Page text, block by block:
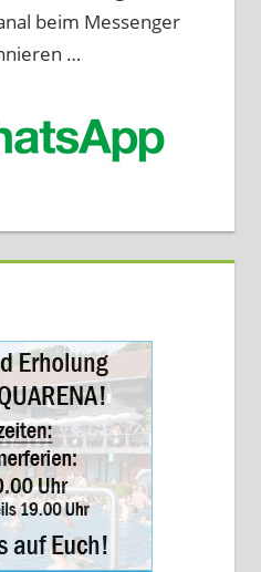
beim Messenger
…